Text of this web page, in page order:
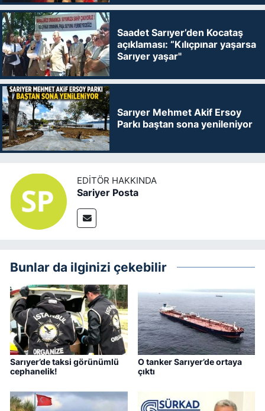
Saadet Sarıyer’den Kocataş
açıklaması: “Kılıçpınar yaşarsa
Sarıyer yaşar"
Sarıyer Mehmet Akif Ersoy
Parkı baştan sona yenileniyor
EDITÖR HAKKINDA
Sariyer Posta
Bunlar da ilginizi çekebilir
Sarıyer’de taksi görünümlü
cephanelik!
O tanker Sarıyer’de ortaya
çıktı